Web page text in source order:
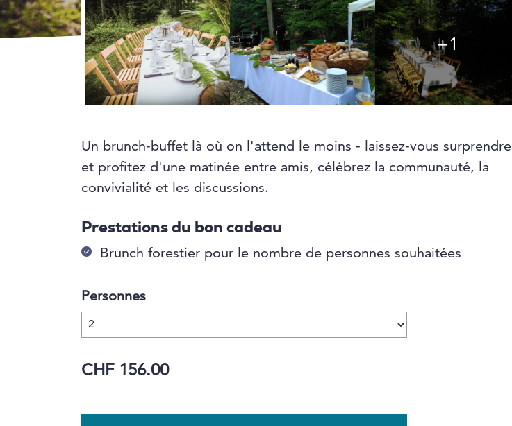
+1
Un brunch-buffet là où on l'attend le moins - laissez-vous surprendre
et profitez d'une matinée entre amis, célébrez la communauté, la
convivialité et les discussions.
Prestations du bon cadeau
Brunch forestier pour le nombre de personnes souhaitées
Personnes
CHF 156.00